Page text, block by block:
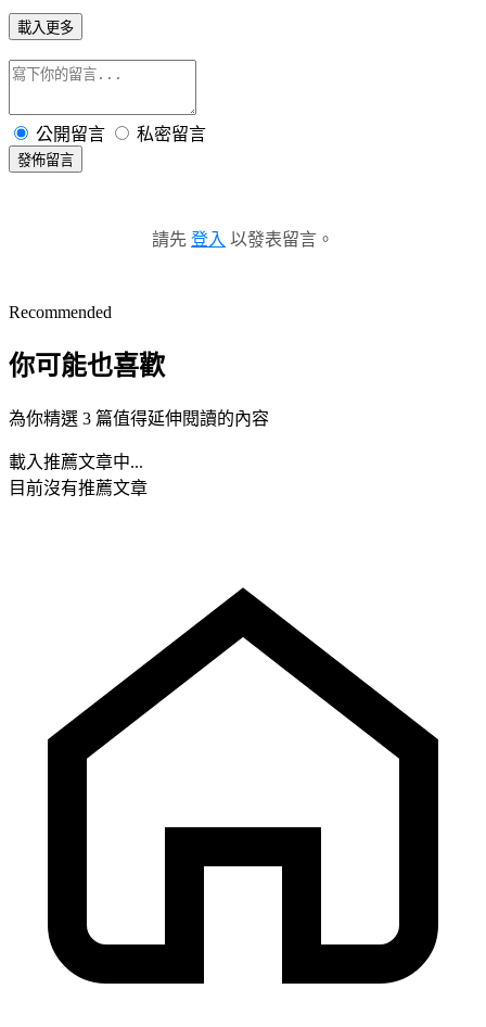
載入更多
公開留言 私密留言
發佈留言
請先 登入 以發表留言。
Recommended
你可能也喜歡
為你精選 3 篇值得延伸閱讀的內容
載入推薦文章中...
目前沒有推薦文章